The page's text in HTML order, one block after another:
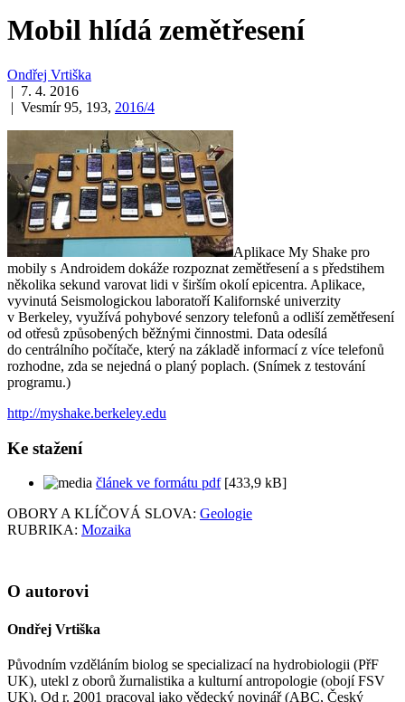
Mobil hlídá zemětřesení
Ondřej Vrtiška
| 7. 4. 2016
| Vesmír 95, 193, 2016/4
Aplikace My Shake pro
mobily s Androidem dokáže rozpoznat zemětřesení a s předstihem
několika sekund varovat lidi v širším okolí epicentra. Aplikace,
vyvinutá Seismologickou laboratoří Kalifornské univerzity
v Berkeley, využívá pohybové senzory telefonů a odliší zemětřesení
od otřesů způsobených běžnými činnostmi. Data odesílá
do centrálního počítače, který na základě informací z více telefonů
rozhodne, zda se nejedná o planý poplach. (Snímek z testování
programu.)
http://myshake.berkeley.edu
Ke stažení
článek ve formátu pdf[433,9 kB]
OBORY A KLÍČOVÁ SLOVA: Geologie
RUBRIKA: Mozaika
O autorovi
Ondřej Vrtiška
Původním vzděláním biolog se specializací na hydrobiologii (PřF
UK), utekl z oborů žurnalistika a kulturní antropologie (obojí FSV
UK). Od r. 2001 pracoval jako vědecký novinář (ABC, Český